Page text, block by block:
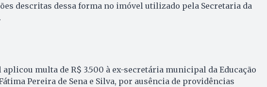
descritas dessa forma no imóvel utilizado pela Secretaria da
aplicou multa de R$ 3.500 à ex-secretária municipal da Educação
Pereira de Sena e Silva, por ausência de providências